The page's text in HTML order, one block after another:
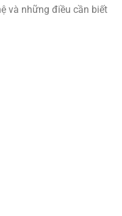
và những điều cần biết